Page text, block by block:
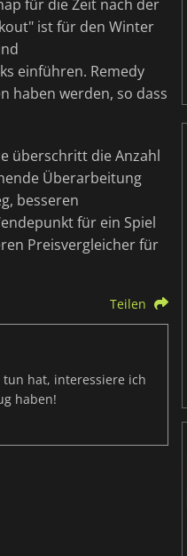
für die Zeit nach der
ist für den Winter
einführen. Remedy
haben werden, so dass
überschritt die Anzahl
Überarbeitung
besseren
für ein Spiel
Preisvergleicher für
Teilen
tun hat, interessiere ich
haben!